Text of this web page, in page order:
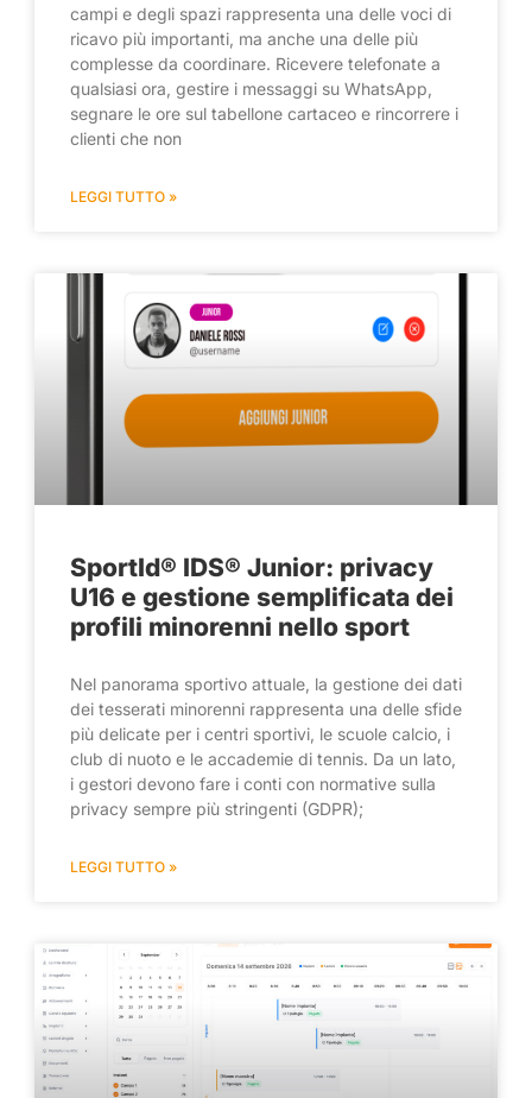
campi e degli spazi rappresenta una delle voci di
ricavo più importanti, ma anche una delle più
complesse da coordinare. Ricevere telefonate a
qualsiasi ora, gestire i messaggi su WhatsApp,
segnare le ore sul tabellone cartaceo e rincorrere i
clienti che non
LEGGI TUTTO »
SportId® IDS® Junior: privacy
U16 e gestione semplificata dei
profili minorenni nello sport
Nel panorama sportivo attuale, la gestione dei dati
dei tesserati minorenni rappresenta una delle sfide
più delicate per i centri sportivi, le scuole calcio, i
club di nuoto e le accademie di tennis. Da un lato,
i gestori devono fare i conti con normative sulla
privacy sempre più stringenti (GDPR);
LEGGI TUTTO »